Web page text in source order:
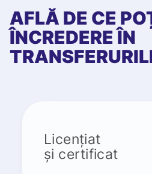
AFLĂ DE CE
ÎNCREDERE ÎN
Licențiat
și certificat